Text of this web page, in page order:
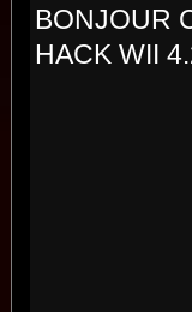
BONJOUR
HACK WII